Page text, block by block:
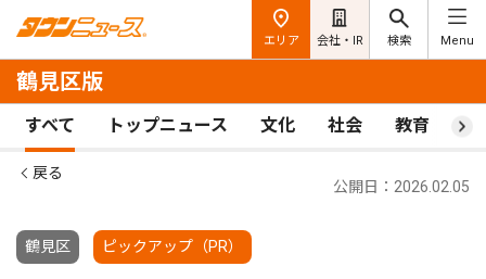
エリア 会社・IR 検索 Menu
鶴見区版
すべて トップニュース 文化 社会 教育 ス
戻る
鶴見区 ピックアップ（PR）
公開日：2026.02.05